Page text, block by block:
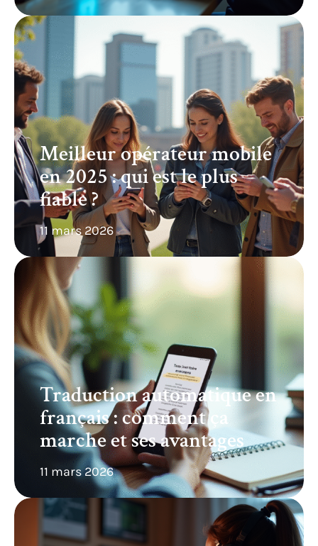
Meilleur opérateur mobile
en 2025 : qui est le plus
fiable ?
11 mars 2026
Traduction automatique en
français : comment ça
marche et ses avantages
11 mars 2026